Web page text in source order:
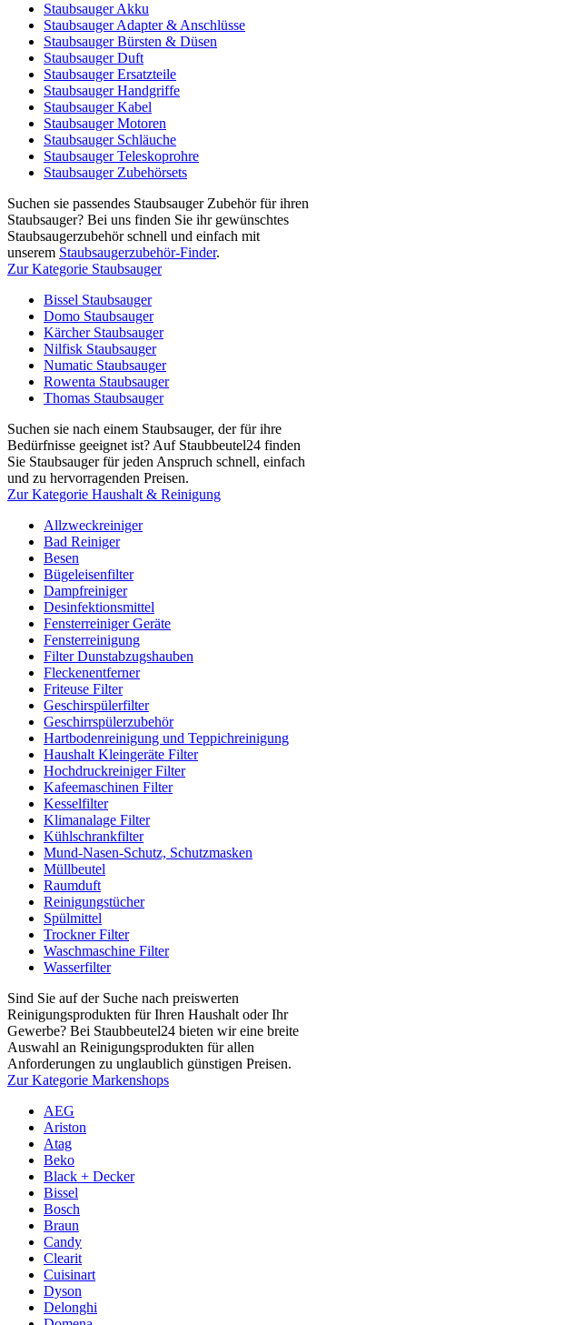
Staubsauger Akku
Staubsauger Adapter & Anschlüsse
Staubsauger Bürsten & Düsen
Staubsauger Duft
Staubsauger Ersatzteile
Staubsauger Handgriffe
Staubsauger Kabel
Staubsauger Motoren
Staubsauger Schläuche
Staubsauger Teleskoprohre
Staubsauger Zubehörsets
Suchen sie passendes Staubsauger Zubehör für ihren
Staubsauger? Bei uns finden Sie ihr gewünschtes
Staubsaugerzubehör schnell und einfach mit
unserem Staubsaugerzubehör-Finder.
Zur Kategorie Staubsauger
Bissel Staubsauger
Domo Staubsauger
Kärcher Staubsauger
Nilfisk Staubsauger
Numatic Staubsauger
Rowenta Staubsauger
Thomas Staubsauger
Suchen sie nach einem Staubsauger, der für ihre
Bedürfnisse geeignet ist? Auf Staubbeutel24 finden
Sie Staubsauger für jeden Anspruch schnell, einfach
und zu hervorragenden Preisen.
Zur Kategorie Haushalt & Reinigung
Allzweckreiniger
Bad Reiniger
Besen
Bügeleisenfilter
Dampfreiniger
Desinfektionsmittel
Fensterreiniger Geräte
Fensterreinigung
Filter Dunstabzugshauben
Fleckenentferner
Friteuse Filter
Geschirspülerfilter
Geschirrspülerzubehör
Hartbodenreinigung und Teppichreinigung
Haushalt Kleingeräte Filter
Hochdruckreiniger Filter
Kafeemaschinen Filter
Kesselfilter
Klimanalage Filter
Kühlschrankfilter
Mund-Nasen-Schutz, Schutzmasken
Müllbeutel
Raumduft
Reinigungstücher
Spülmittel
Trockner Filter
Waschmaschine Filter
Wasserfilter
Sind Sie auf der Suche nach preiswerten
Reinigungsprodukten für Ihren Haushalt oder Ihr
Gewerbe? Bei Staubbeutel24 bieten wir eine breite
Auswahl an Reinigungsprodukten für allen
Anforderungen zu unglaublich günstigen Preisen.
Zur Kategorie Markenshops
AEG
Ariston
Atag
Beko
Black + Decker
Bissel
Bosch
Braun
Candy
Clearit
Cuisinart
Dyson
Delonghi